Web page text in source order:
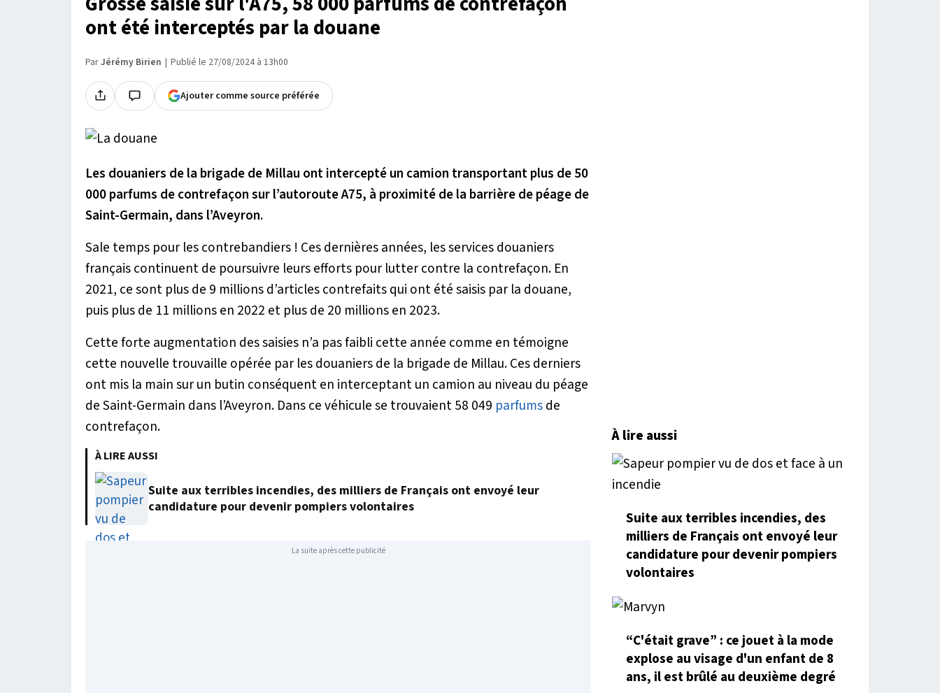
ont été interceptés par la douane
ParJérémy Birien Publié le 27/08/2024 à 13h00
Ajouter comme source préférée
Les douaniers de la brigade de Millau ont intercepté un camion transportant plus de 50
000 parfums de contrefaçon sur l’autoroute A75, à proximité de la barrière de péage de
Saint-Germain, dans l’Aveyron.
Sale temps pour les contrebandiers ! Ces dernières années, les services douaniers
français continuent de poursuivre leurs efforts pour lutter contre la contrefaçon. En
2021, ce sont plus de 9 millions d’articles contrefaits qui ont été saisis par la douane,
puis plus de 11 millions en 2022 et plus de 20 millions en 2023.
Cette forte augmentation des saisies n’a pas faibli cette année comme en témoigne
cette nouvelle trouvaille opérée par les douaniers de la brigade de Millau. Ces derniers
ont mis la main sur un butin conséquent en interceptant un camion au niveau du péage
de Saint-Germain dans l’Aveyron. Dans ce véhicule se trouvaient 58 049 parfumsde
contrefaçon.
À LIRE AUSSI
Suite aux terribles incendies, des milliers de Français ont envoyé leur
candidature pour devenir pompiers volontaires
La suite après cette publicité
À lire aussi
Suite aux terribles incendies, des
milliers de Français ont envoyé leur
candidature pour devenir pompiers
volontaires
“C'était grave” : ce jouet à la mode
explose au visage d'un enfant de 8
ans, il est brûlé au deuxième degré